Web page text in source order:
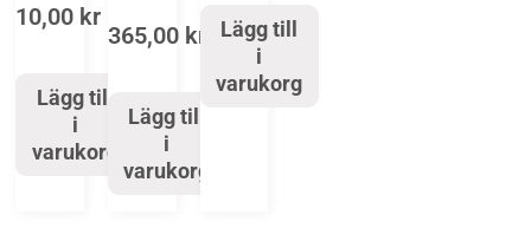
10,00 kr
Lägg till
i
varukorg
365,00 kr
Lägg till
i
varukorg
Lägg till
i
varukorg